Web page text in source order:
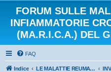
FORUM SULLE
INFIAMMATORIE
(MA.R.I.C.A.) DEL
FAQ
Indice LE MALATTIE REUMATICHE INFIAMMATORIE CRONICHE AUTOIMMUNI